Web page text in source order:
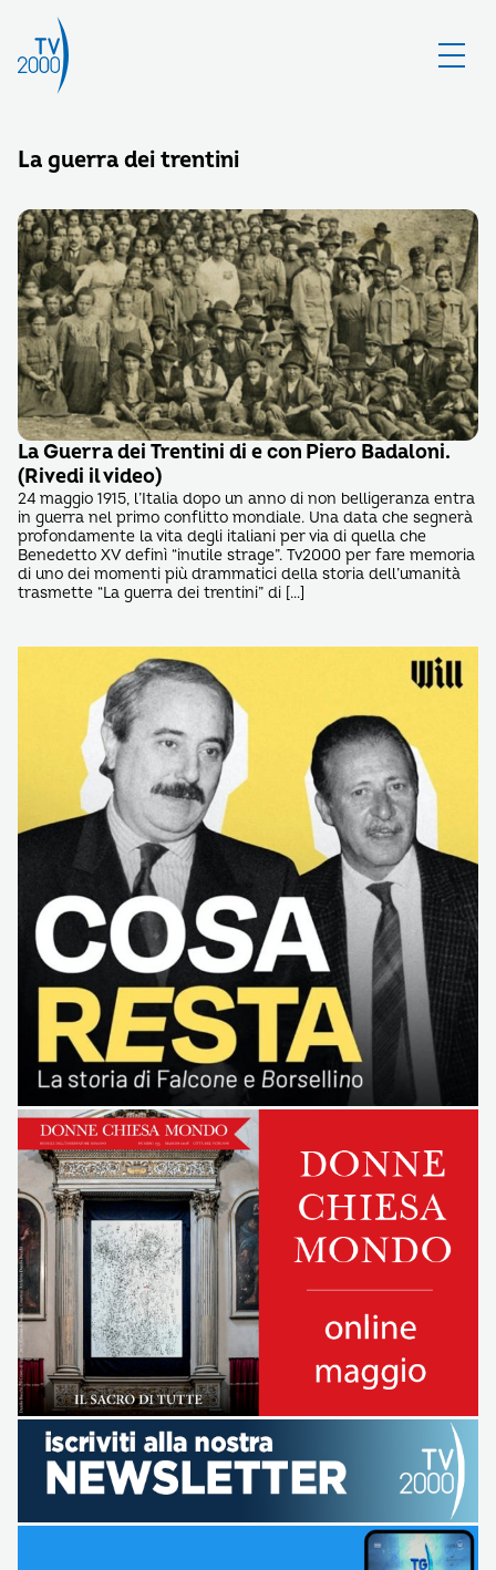
La guerra dei trentini
La Guerra dei Trentini di e con Piero Badaloni.
(Rivedi il video)
24 maggio 1915, l’Italia dopo un anno di non belligeranza entra
in guerra nel primo conflitto mondiale. Una data che segnerà
profondamente la vita degli italiani per via di quella che
Benedetto XV definì “inutile strage”. Tv2000 per fare memoria
di uno dei momenti più drammatici della storia dell’umanità
trasmette “La guerra dei trentini” di […]